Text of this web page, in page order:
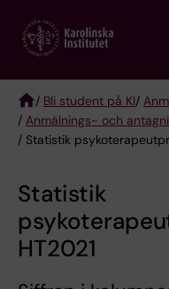
main
Breadcrumb
/ Bli student på KI/
/ Anmälnings- och
/ Statistik
Statistik
HT2021